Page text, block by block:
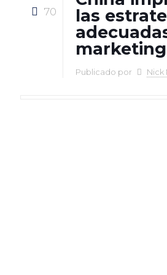
70
las
marketing
Publicado por Nick